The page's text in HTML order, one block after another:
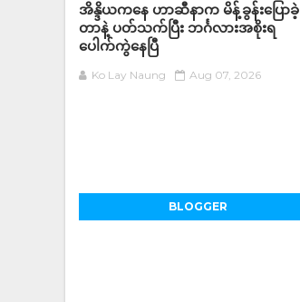
အိန္ဒိယကနေ ဟာဆီနာက မိန့်ခွန်းပြောခဲ့
တာနဲ့ ပတ်သက်ပြီး ဘင်္ဂလားအစိုးရ
ပေါက်ကွဲနေပြီ
Ko Lay Naung Aug 07, 2026
BLOGGER